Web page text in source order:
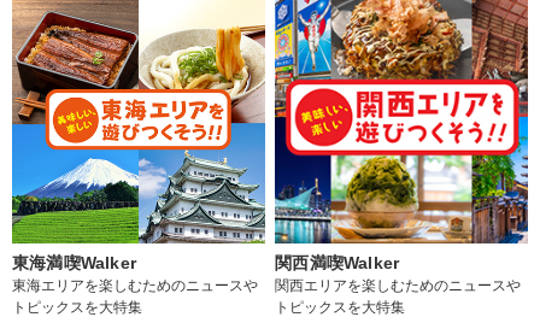
東海満喫Walker
東海エリアを楽しむためのニュースや
トピックスを大特集
関西満喫Walker
関西エリアを楽しむためのニュースや
トピックスを大特集